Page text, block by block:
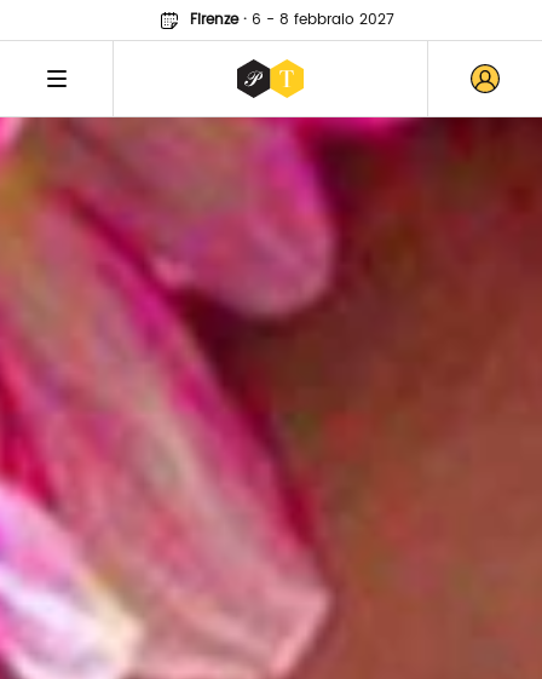
Firenze· 6 - 8 febbraio 2027